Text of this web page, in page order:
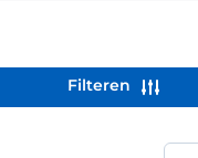
Filteren